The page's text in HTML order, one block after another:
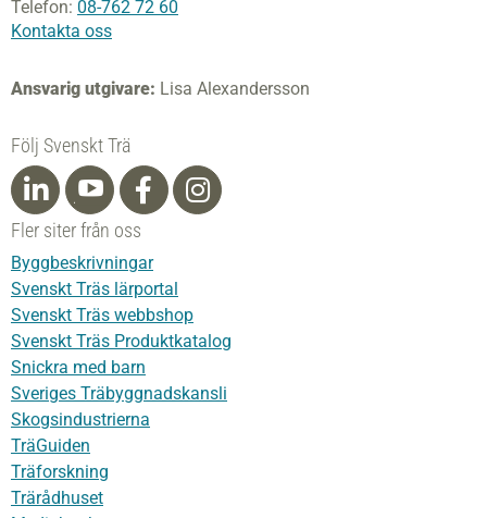
Telefon: 08-762 72 60
Kontakta oss
Ansvarig utgivare: Lisa Alexandersson
Följ Svenskt Trä
Fler siter från oss
Byggbeskrivningar
Svenskt Träs lärportal
Svenskt Träs webbshop
Svenskt Träs Produktkatalog
Snickra med barn
Sveriges Träbyggnadskansli
Skogsindustrierna
TräGuiden
Träforskning
Trärådhuset